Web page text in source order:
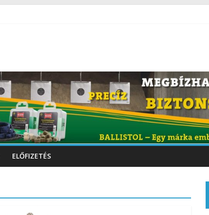
ELŐFIZETÉS